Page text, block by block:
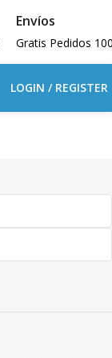
Envíos
Gratis Pedidos
LOGIN / REGISTER